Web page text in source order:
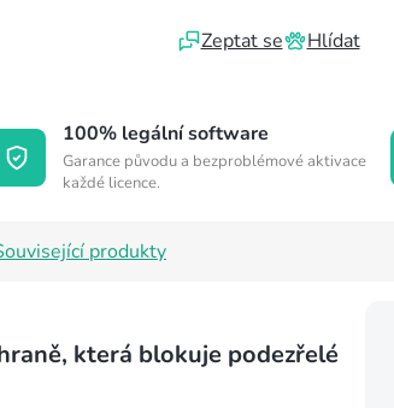
Zeptat se Hlídat
100% legální software
Garance původu a bezproblémové aktivace
každé licence.
produkty
která blokuje podezřelé